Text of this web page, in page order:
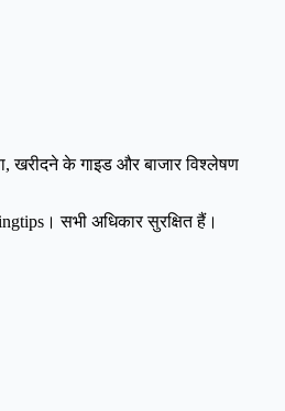
खरीदने के गाइड और बाजार विश्लेषण
सभी अधिकार सुरक्षित हैं।